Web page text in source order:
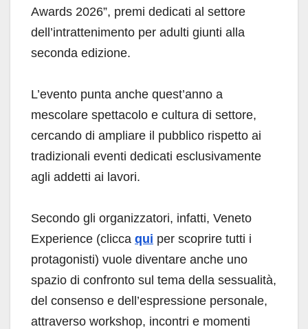
Awards 2026”, premi dedicati al settore
dell’intrattenimento per adulti giunti alla
seconda edizione.
L’evento punta anche quest’anno a
mescolare spettacolo e cultura di settore,
cercando di ampliare il pubblico rispetto ai
tradizionali eventi dedicati esclusivamente
agli addetti ai lavori.
Secondo gli organizzatori, infatti, Veneto
Experience (clicca qui per scoprire tutti i
protagonisti) vuole diventare anche uno
spazio di confronto sul tema della sessualità,
del consenso e dell’espressione personale,
attraverso workshop, incontri e momenti